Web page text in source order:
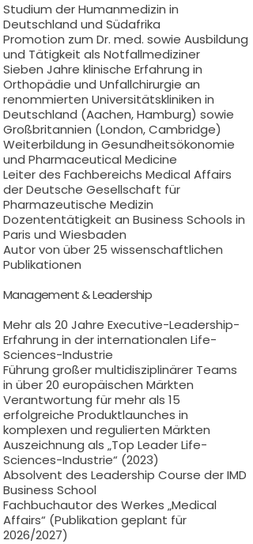
Studium der Humanmedizin in
Deutschland und Südafrika
Promotion zum Dr. med. sowie Ausbildung
und Tätigkeit als Notfallmediziner
Sieben Jahre klinische Erfahrung in
Orthopädie und Unfallchirurgie an
renommierten Universitätskliniken in
Deutschland (Aachen, Hamburg) sowie
Großbritannien (London, Cambridge)
Weiterbildung in Gesundheitsökonomie
und Pharmaceutical Medicine
Leiter des Fachbereichs Medical Affairs
der Deutsche Gesellschaft für
Pharmazeutische Medizin
Dozententätigkeit an Business Schools in
Paris und Wiesbaden
Autor von über 25 wissenschaftlichen
Publikationen
Management & Leadership
Mehr als 20 Jahre Executive-Leadership-
Erfahrung in der internationalen Life-
Sciences-Industrie
Führung großer multidisziplinärer Teams
in über 20 europäischen Märkten
Verantwortung für mehr als 15
erfolgreiche Produktlaunches in
komplexen und regulierten Märkten
Auszeichnung als „Top Leader Life-
Sciences-Industrie“ (2023)
Absolvent des Leadership Course der IMD
Business School
Fachbuchautor des Werkes „Medical
Affairs“ (Publikation geplant für
2026/2027)